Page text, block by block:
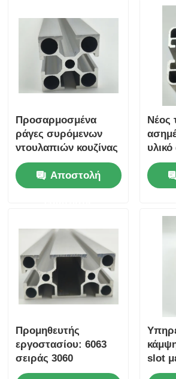
Προσαρμοσμένα
ράγες συρόμενων
ντουλαπιών κουζίνας
από εξώθηση προφίλ
αλουμινίου σειράς
6000 κατασκευασμένα
για κάμψη και κοπή
παραθύρων.
Αποστολή
Νέος
με
Προμηθευτής
εργοστασίου: 6063
σειράς 3060
γραμμικές γραμμές
slot